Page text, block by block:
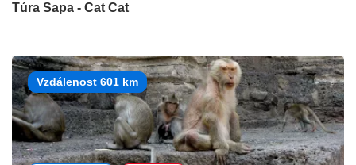
Túra Sapa - Cat Cat
Vzdálenost 601 km